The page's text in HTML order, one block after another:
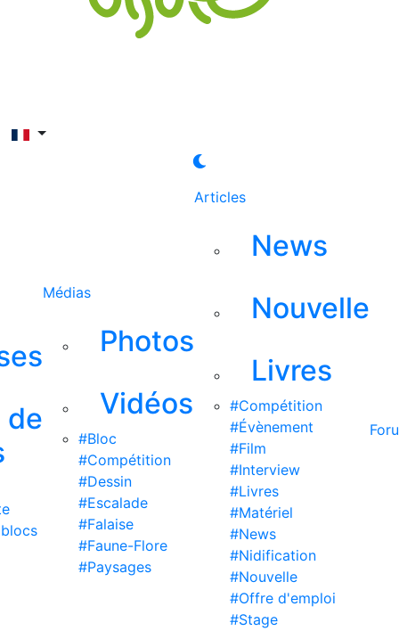
de
Médias
Photos
Vidéos
#Bloc
#Compétition
#Dessin
#Escalade
#Falaise
#Faune-Flore
#Paysages
Articles
News
Nouvelle
Livres
#Compétition
#Évènement
#Film
#Interview
#Livres
#Matériel
#News
#Nidification
#Nouvelle
#Offre d'emploi
#Stage